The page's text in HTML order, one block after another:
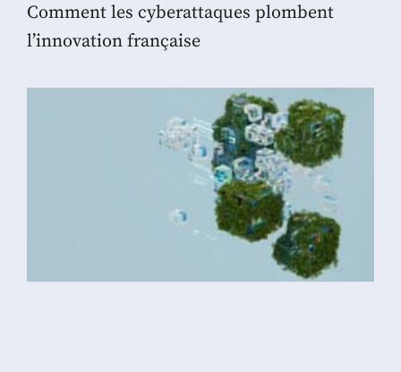
Comment les cyberattaques plombent
l’innovation française